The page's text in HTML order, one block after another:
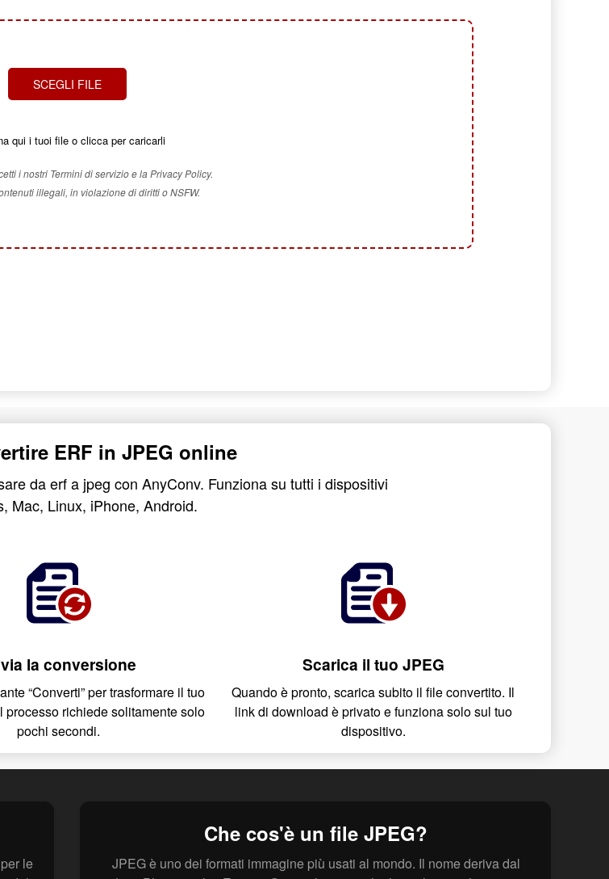
SCEGLI FILE
qui i tuoi file o clicca per caricarli
i nostri Termini di servizio e la Privacy Policy.
illegali, in violazione di diritti o NSFW.
ERF in JPEG online
da erf a jpeg con AnyConv. Funziona su tutti i dispositivi
Mac, Linux, iPhone, Android.
la conversione
“Converti” per trasformare il tuo
processo richiede solitamente solo
pochi secondi.
Scarica il tuo JPEG
Quando è pronto, scarica subito il file convertito. Il
link di download è privato e funziona solo sul tuo
dispositivo.
le
Che cos'è un file JPEG?
JPEG è uno dei formati immagine più usati al mondo. Il nome deriva dal